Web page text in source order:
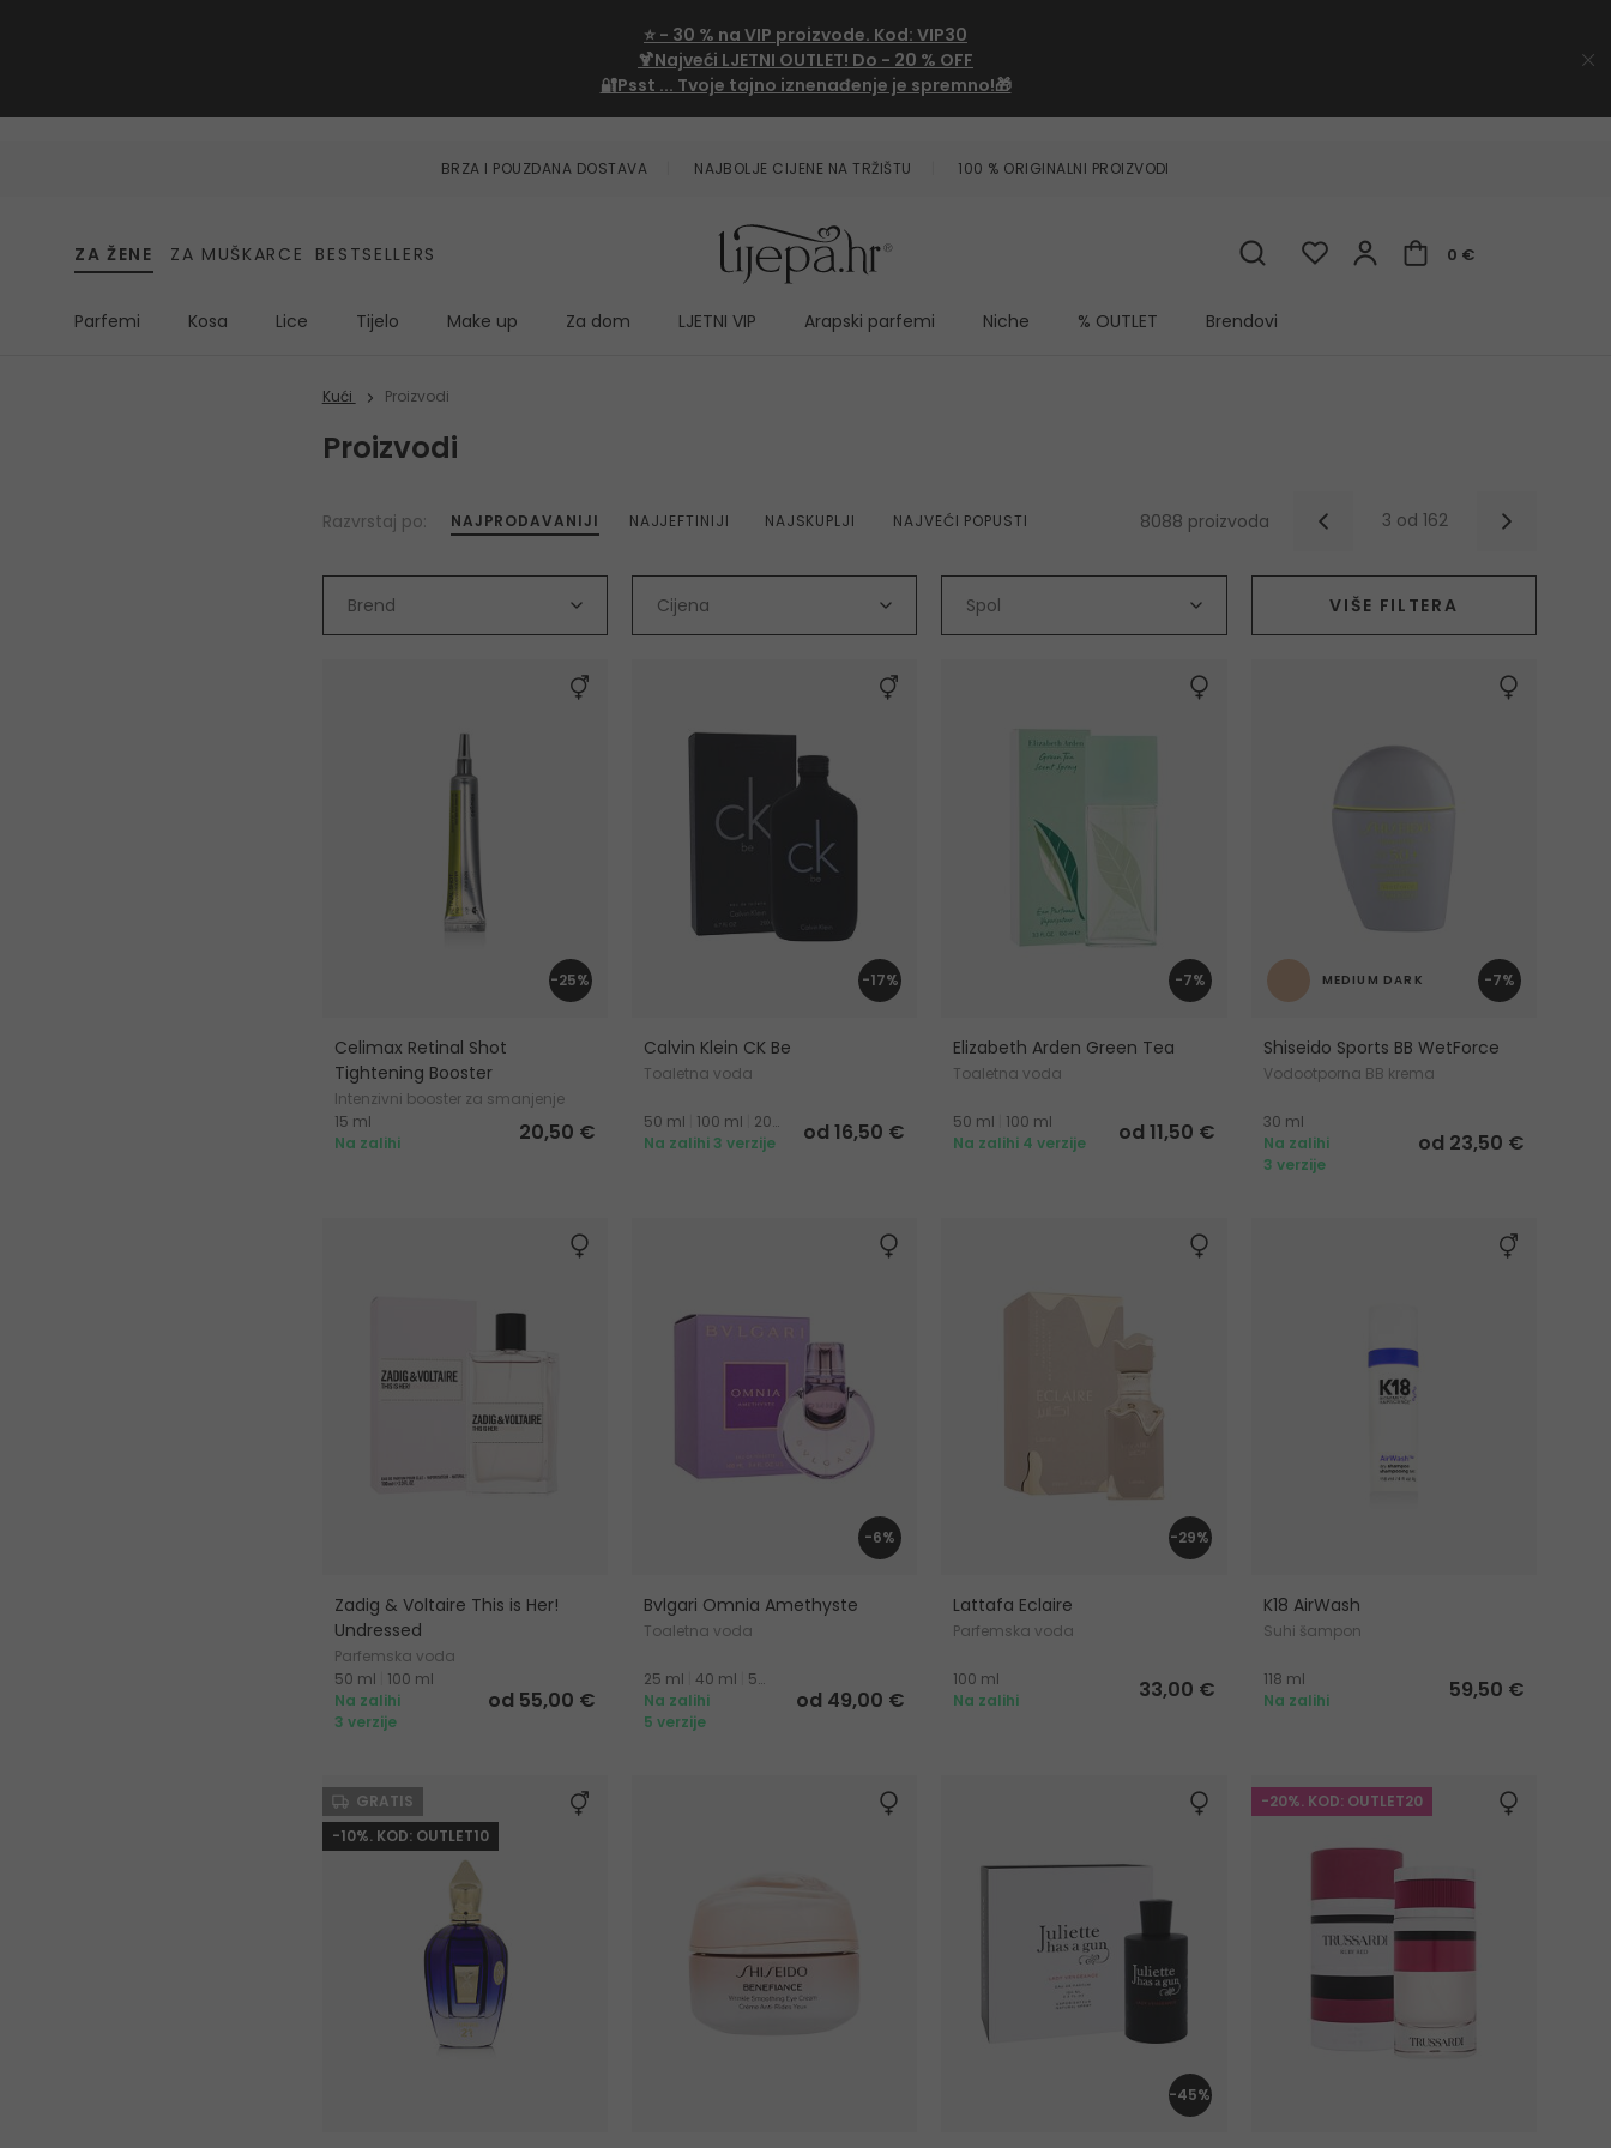
⭐ - 30 % na VIP proizvode. Kod: VIP30
🍹Najveći LJETNI OUTLET! Do - 20 % OFF
🔐Psst ... Tvoje tajno iznenađenje je spremno!🎁
BRZA I POUZDANA DOSTAVA NAJBOLJE CIJENE NA TRŽIŠTU 100 % ORIGINALNI PROIZVODI
ZA ŽENE ZA MUŠKARCE BESTSELLERS 0 €
Parfemi Kosa Lice Tijelo Make up Za dom LJETNI VIP Arapski parfemi Niche % OUTLET Brendovi
Kući Proizvodi
Proizvodi
Razvrstaj po: NAJPRODAVANIJI NAJJEFTINIJI NAJSKUPLJI NAJVEĆI POPUSTI 8088 proizvoda 3 od 162
Brend Cijena Spol KategorijaVIŠE FILTERA
-25%
Celimax Retinal Shot
Tightening Booster
Intenzivni booster za smanjenje
bora i pora
15 ml
Na zalihi
20,50 €
-17%
Calvin Klein CK Be
Toaletna voda
50 ml 100 ml
200 ml
Na zalihi 3 verzije
od 16,50 €
-7%
Elizabeth Arden Green Tea
Toaletna voda
50 ml
100 ml
Na zalihi 4 verzije
od 11,50 €
-7%
MEDIUM DARK
Shiseido Sports BB WetForce
Vodootporna BB krema
30 ml
Na zalihi
3 verzije
od 23,50 €
Zadig & Voltaire This is Her!
Undressed
Parfemska voda
50 ml
100 ml
Na zalihi
3 verzije
od 55,00 €
-6%
Bvlgari Omnia Amethyste
Toaletna voda
25 ml 40 ml 50 ml
Na zalihi
5 verzije
od 49,00 €
-29%
Lattafa Eclaire
Parfemska voda
100 ml
Na zalihi
33,00 €
K18 AirWash
Suhi šampon
118 ml
Na zalihi
59,50 €
GRATIS
-10%. KOD: OUTLET10
-45%
-20%. KOD: OUTLET20